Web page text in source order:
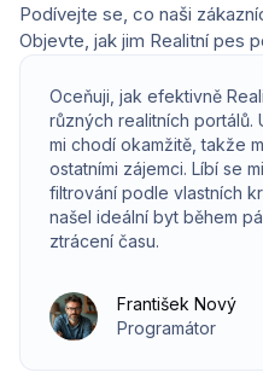
Podívejte se, co naši
Objevte, jak jim Realitní pes
Oceňuji, jak efektivně
různých realitních
mi chodí okamžitě, takže
ostatními zájemci. Líbí se
filtrování podle vlastních
našel ideální byt během
ztrácení času.
František Nový
Programátor